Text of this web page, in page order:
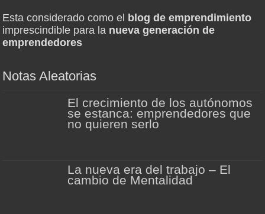
Esta considerado como el blog de emprendimiento
imprescindible para la nueva generación de
emprendedores
Notas Aleatorias
El crecimiento de los autónomos
se estanca: emprendedores que
no quieren serlo
La nueva era del trabajo – El
cambio de Mentalidad